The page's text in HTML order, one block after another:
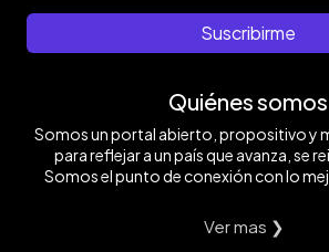
Suscribirme
Quiénes somos
Somos un portal abierto, propositivo y
para reflejar a un país que avanza, se
Somos el punto de conexión con lo
Ver mas ❯